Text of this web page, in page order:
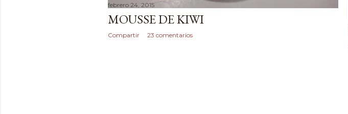
febrero 24, 2015
MOUSSE DE KIWI
Compartir 23 comentarios